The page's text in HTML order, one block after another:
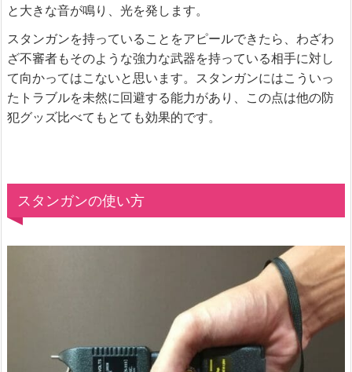
と大きな音が鳴り、光を発します。
スタンガンを持っていることをアピールできたら、わざわ
ざ不審者もそのような強力な武器を持っている相手に対し
て向かってはこないと思います。スタンガンにはこういっ
たトラブルを未然に回避する能力があり、この点は他の防
犯グッズ比べてもとても効果的です。
スタンガンの使い方